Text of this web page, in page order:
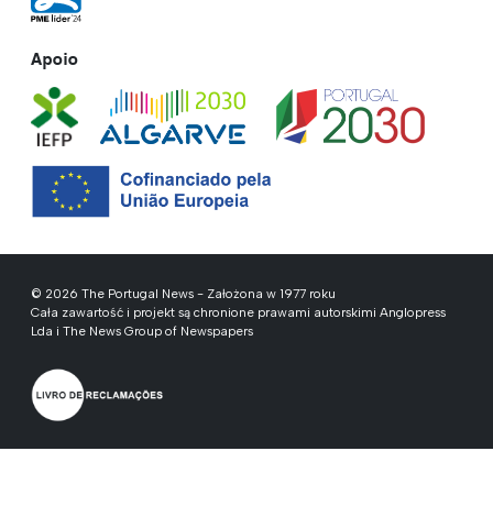
Apoio
© 2026 The Portugal News - Założona w 1977 roku
Cała zawartość i projekt są chronione prawami autorskimi Anglopress
Lda i The News Group of Newspapers